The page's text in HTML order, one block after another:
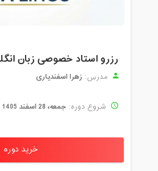
مدرس: زهرا اسفندیاری
شروع دوره: جمعه، 28 اسفند 1405
خرید دوره